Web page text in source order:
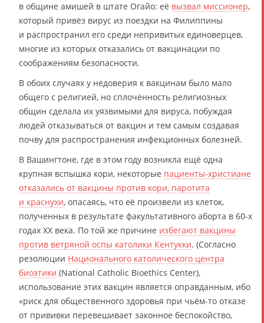
в общине амишей в штате Огайо: её вызвал миссионер,
который привёз вирус из поездки на Филиппины
и распространил его среди непривитых единоверцев,
многие из которых отказались от вакцинации по
соображениям безопасности.
В обоих случаях у недоверия к вакцинам было мало
общего с религией, но сплочённость религиозных
общин сделала их уязвимыми для вируса, побуждая
людей отказываться от вакцин и тем самым создавая
почву для распространения инфекционных болезней.
В Вашингтоне, где в этом году возникла ещё одна
крупная вспышка кори, некоторые пациенты-христиане
отказались от вакцины против кори, паротита
и краснухи, опасаясь, что её произвели из клеток,
полученных в результате факультативного аборта в 60-х
годах ХХ века. По той же причине избегают вакцины
против ветряной оспы католики Кентукки. (Согласно
резолюции Национального католического центра
биоэтики (National Catholic Bioethics Center),
использование этих вакцин является оправданным, ибо
«риск для общественного здоровья при чьём-то отказе
от прививки перевешивает законное беспокойство,